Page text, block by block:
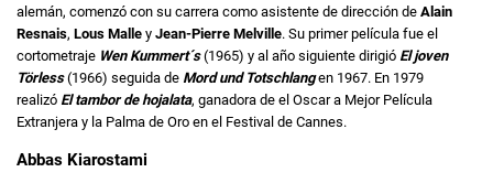
alemán, comenzó con su carrera como asistente de dirección de Alain
Resnais, Lous Malle y Jean-Pierre Melville. Su primer película fue el
cortometraje Wen Kummert´s(1965) y al año siguiente dirigió El joven
Törless(1966) seguida de Mord und Totschlangen 1967. En 1979
realizó El tambor de hojalata, ganadora de el Oscar a Mejor Película
Extranjera y la Palma de Oro en el Festival de Cannes.
Abbas Kiarostami